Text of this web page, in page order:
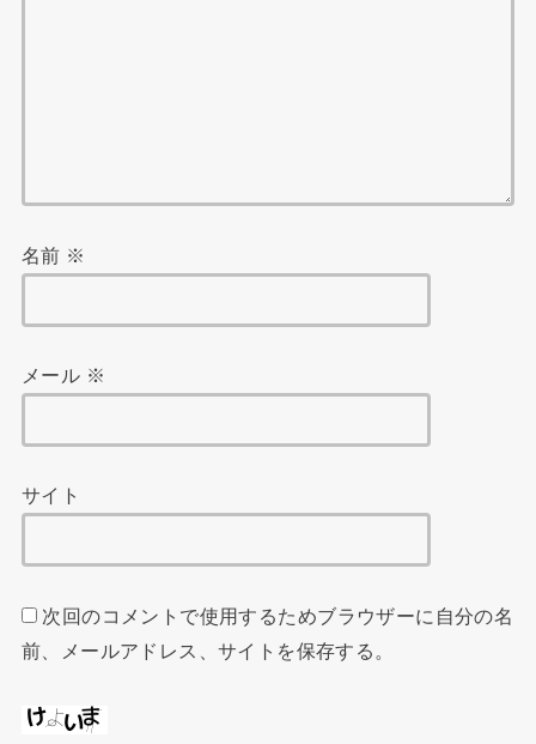
名前 ※
メール ※
サイト
次回のコメントで使用するためブラウザーに自分の名
前、メールアドレス、サイトを保存する。